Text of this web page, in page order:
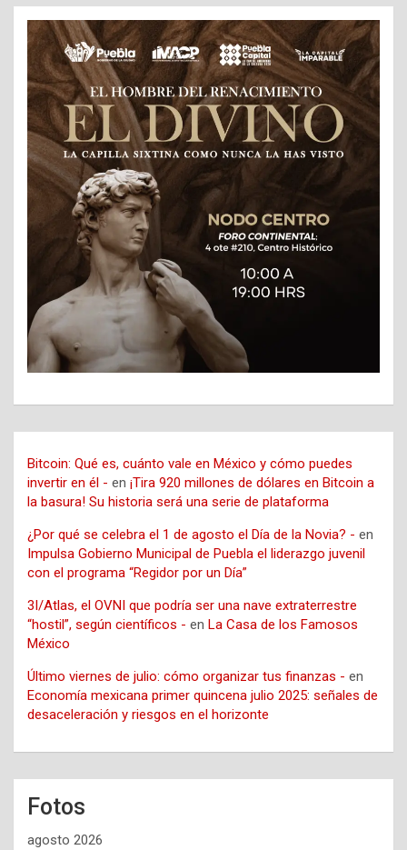
Bitcoin: Qué es, cuánto vale en México y cómo puedes
invertir en él - en ¡Tira 920 millones de dólares en Bitcoin a
la basura! Su historia será una serie de plataforma
¿Por qué se celebra el 1 de agosto el Día de la Novia? - en
Impulsa Gobierno Municipal de Puebla el liderazgo juvenil
con el programa “Regidor por un Día”
3I/Atlas, el OVNI que podría ser una nave extraterrestre
“hostil”, según científicos - en La Casa de los Famosos
México
Último viernes de julio: cómo organizar tus finanzas - en
Economía mexicana primer quincena julio 2025: señales de
desaceleración y riesgos en el horizonte
Fotos
agosto 2026